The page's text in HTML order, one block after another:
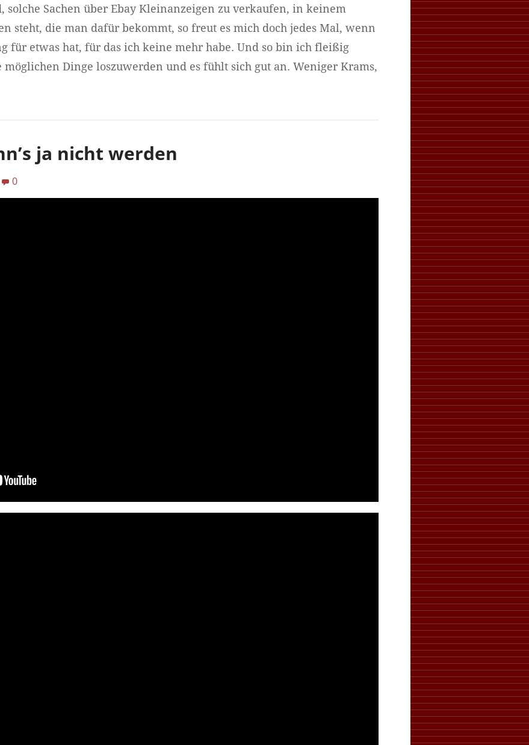
solche Sachen über Ebay Kleinanzeigen zu verkaufen, in keinem
steht, die man dafür bekommt, so freut es mich doch jedes Mal, wenn
für etwas hat, für das ich keine mehr habe. Und so bin ich fleißig
Dinge loszuwerden und es fühlt sich gut an. Weniger Krams,
ja nicht werden
0